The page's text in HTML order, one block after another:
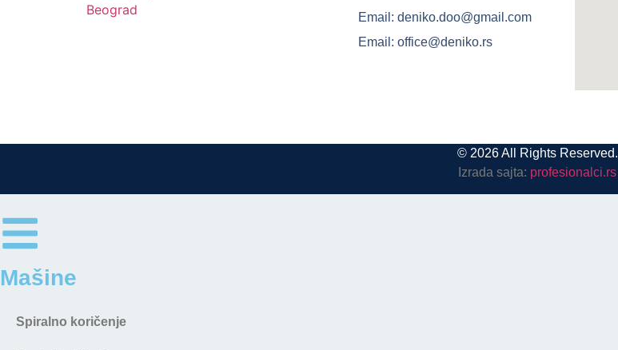
Email: deniko.doo@gmail.com
Email: office@deniko.rs
© 2026 All Rights Reserved.
Izrada sajta: profesionalci.rs
Mašine
Spiralno koričenje